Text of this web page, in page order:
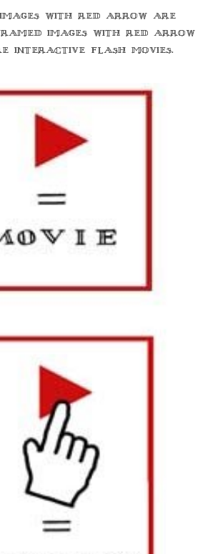
with red arrow are
framed images with red arrow
interactive flash movies.